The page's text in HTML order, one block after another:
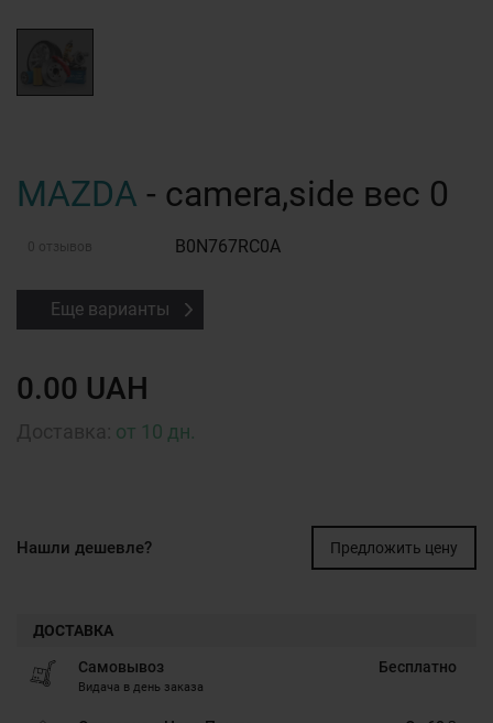
MAZDA - camera,side вес 0
0 отзывов B0N767RC0A
Еще варианты
0.00 UAH
от 10 дн.
Нашли дешевле? Предложить цену
ДОСТАВКА
Самовывоз
Видача в день заказа
Бесплатно